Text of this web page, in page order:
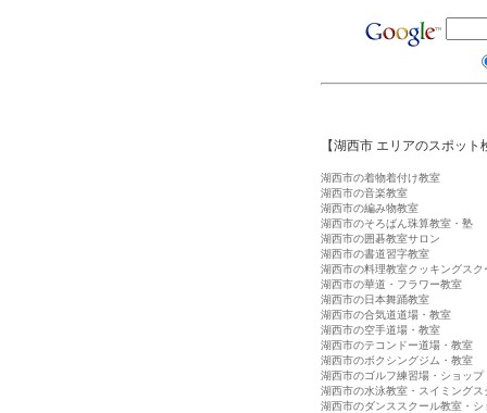
【湖西市 エリアのスポット
湖西市の着物着付け教室
湖西市の音楽教室
湖西市の編み物教室
湖西市のそろばん珠算教室・塾
湖西市の囲碁教室サロン
湖西市の書道習字教室
湖西市の料理教室クッキングスク
湖西市の華道・フラワー教室
湖西市の日本舞踊教室
湖西市の合気道道場・教室
湖西市の空手道場・教室
湖西市のテコンドー道場・教室
湖西市のボクシングジム・教室
湖西市のゴルフ練習場・ショップ
湖西市の水泳教室・スイミングス
湖西市のダンススクール教室・シ